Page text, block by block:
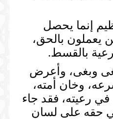
إنما يحصل
يعملون بالحق،
بالقسط.
وبغى، وأعرض
وخان أمته،
رعيته، فقد جاء
حقه على لسان